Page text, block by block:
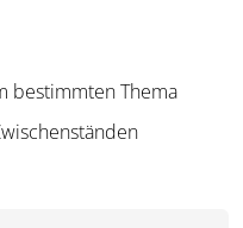
bestimmten Thema